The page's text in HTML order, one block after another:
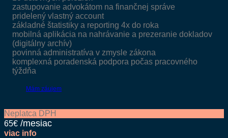
zastupovanie advokátom na finančnej správe
pridelený vlastný account
základné štatistiky a reporting 4x do roka
mobilná aplikácia na nahrávanie a prezeranie dokladov
(digitálny archív)
povinná administratíva v zmysle zákona
komplexná poradenská podpora počas pracovného
týždňa
Mám záujem
Neplatca DPH
65€
viac info